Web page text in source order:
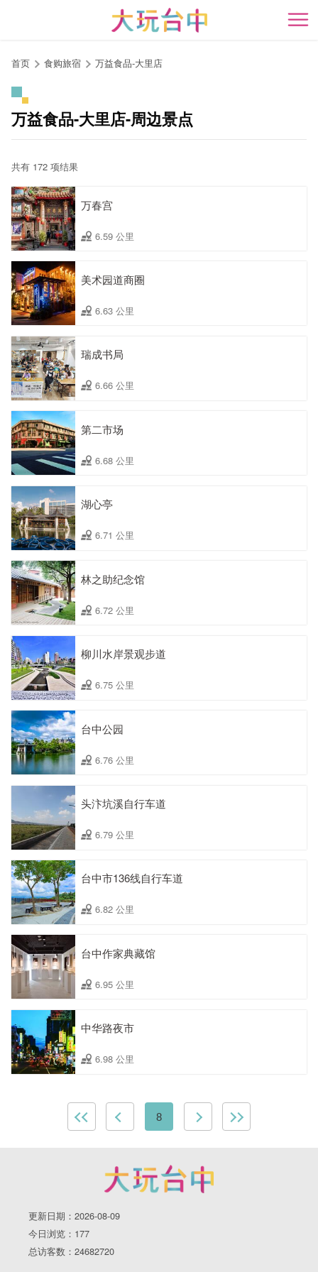
开
首页 食购旅宿 万益食品-大里店
万益食品-大里店-周边景点
共有 172 项结果
万春宫
6.59 公里
美术园道商圈
6.63 公里
瑞成书局
6.66 公里
第二市场
6.68 公里
湖心亭
6.71 公里
林之助纪念馆
6.72 公里
柳川水岸景观步道
6.75 公里
台中公园
6.76 公里
头汴坑溪自行车道
6.79 公里
台中市136线自行车道
6.82 公里
台中作家典藏馆
6.95 公里
中华路夜市
6.98 公里
8
更新日期：2026-08-09
今日浏览：177
总访客数：24682720